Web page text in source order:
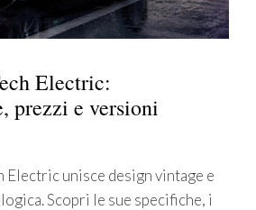
Electric:
prezzi e versioni
Electric unisce design vintage e
Scopri le sue specifiche, i